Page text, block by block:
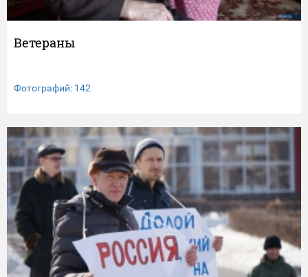
Ветераны
Фотографий: 142